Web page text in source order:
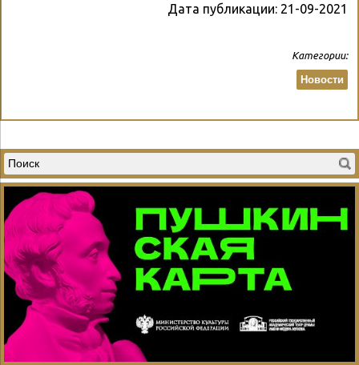
Дата публикации: 21-09-2021
Категории:
Новости